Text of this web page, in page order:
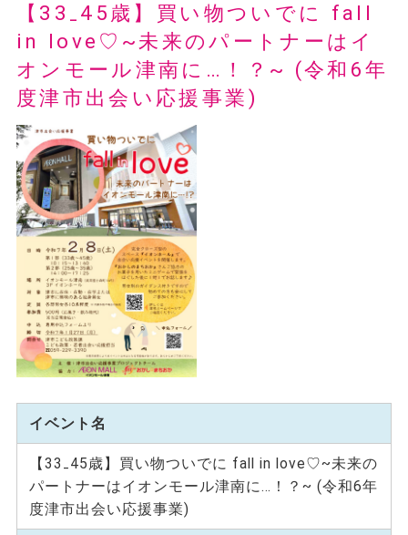
【33₋45歳】買い物ついでに fall
in love♡~未来のパートナーはイ
オンモール津南に…！？~ (令和6年
度津市出会い応援事業)
イベント名
【33₋45歳】買い物ついでに fall in love♡~未来の
パートナーはイオンモール津南に…！？~ (令和6年
度津市出会い応援事業)